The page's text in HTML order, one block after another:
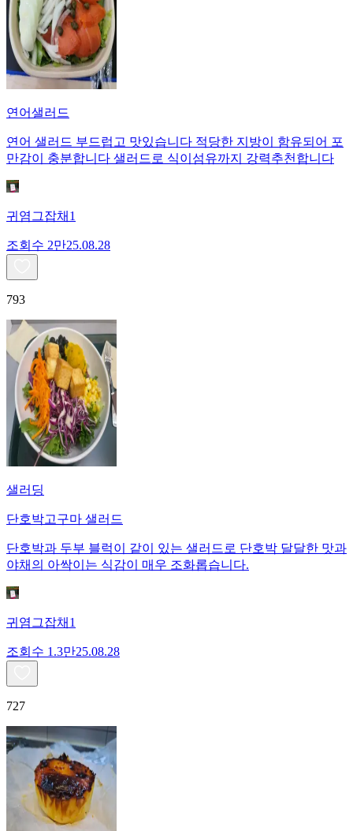
연어샐러드
연어 샐러드 부드럽고 맛있습니다 적당한 지방이 함유되어 포
만감이 충분합니다 샐러드로 식이섬유까지 강력추천합니다
귀염그잡채1
조회수 2만25.08.28
793
샐러딩
단호박고구마 샐러드
단호박과 두부 블럭이 같이 있는 샐러드로 단호박 달달한 맛과
야채의 아싹이는 식감이 매우 조화롭습니다.
귀염그잡채1
조회수 1.3만25.08.28
727